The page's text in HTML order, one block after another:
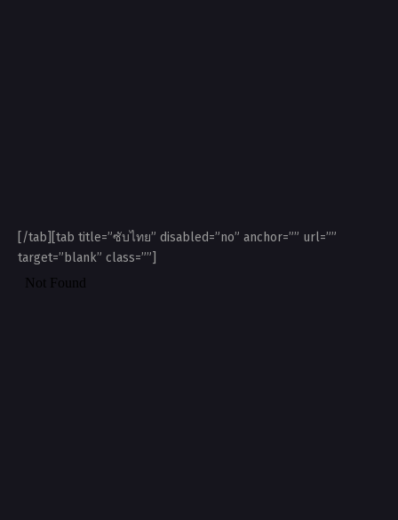
[/tab][tab title=”ซับไทย” disabled=”no” anchor=”” url=””
target=”blank” class=””]